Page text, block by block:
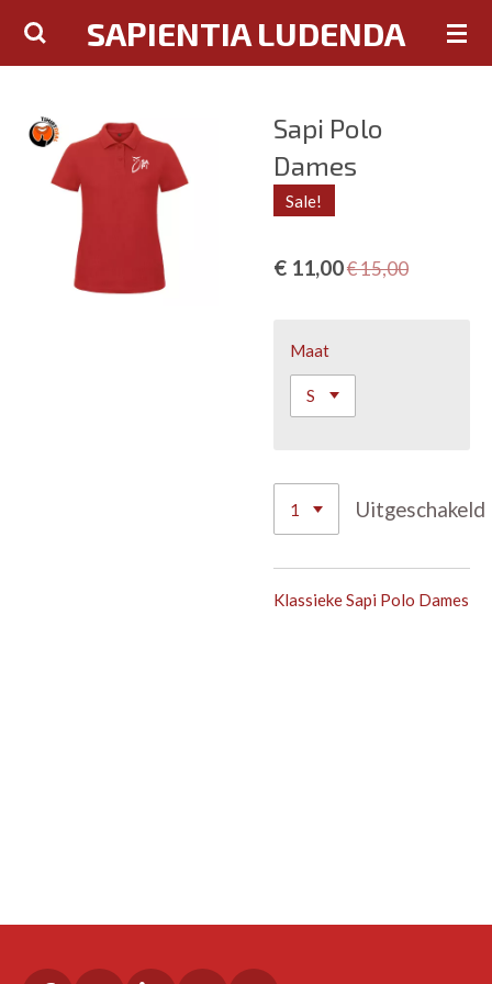
Ga
hoofdinhoud
SAPIENTIA LUDENDA
Sapi Polo
Dames
Sale!
€ 11,00€ 15,00
Maat
Uitgeschakeld
Klassieke Sapi Polo Dames